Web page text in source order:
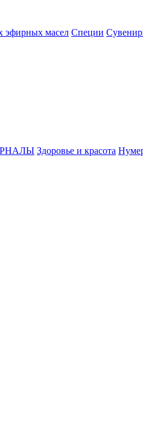
эфирных масел Специи
Здоровье и красота